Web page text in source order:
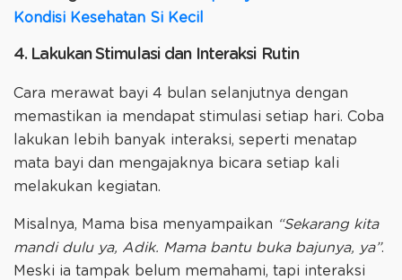
Kondisi Kesehatan Si Kecil
4. Lakukan Stimulasi dan Interaksi Rutin
Cara merawat bayi 4 bulan selanjutnya dengan
memastikan ia mendapat stimulasi setiap hari. Coba
lakukan lebih banyak interaksi, seperti menatap
mata bayi dan mengajaknya bicara setiap kali
melakukan kegiatan.
Misalnya, Mama bisa menyampaikan “Sekarang kita
mandi dulu ya, Adik. Mama bantu buka bajunya, ya”.
Meski ia tampak belum memahami, tapi interaksi